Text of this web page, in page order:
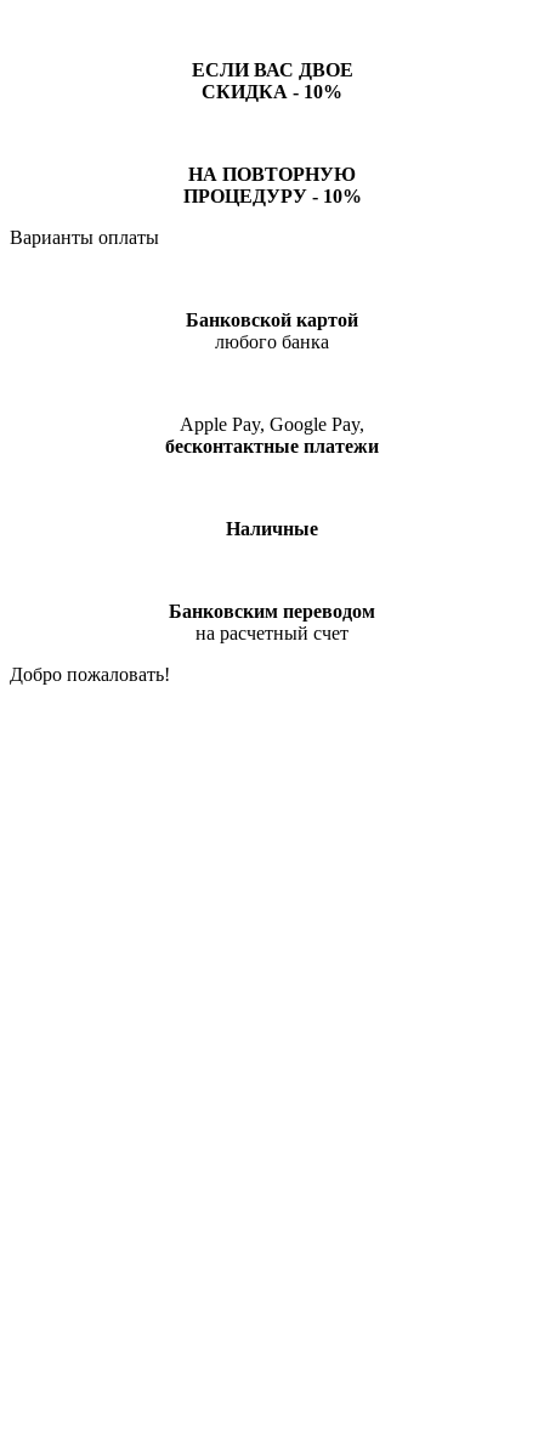
ЕСЛИ ВАС ДВОЕ
СКИДКА - 10%
НА ПОВТОРНУЮ
ПРОЦЕДУРУ - 10%
Варианты оплаты
Банковской картой
любого банка
Apple Pay, Google Pay,
бесконтактные платежи
Наличные
Банковским переводом
на расчетный счет
Добро пожаловать!